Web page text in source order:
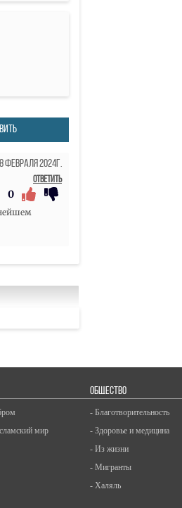
Февраля 2024г.
Ответить
0
мир
ОБЩЕСТВО
- Благотворительность
- Здоровье и медицина
- Из жизни
- Мигранты
- Халяль